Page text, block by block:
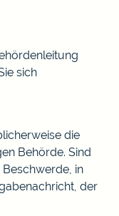
sich
die
Behörde. Sind
in
der